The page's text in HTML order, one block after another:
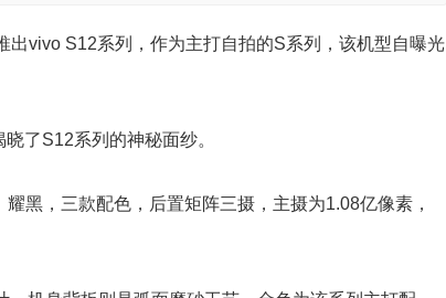
vivo S12系列，作为主打自拍的S系列，该机型自曝光
了S12系列的神秘面纱。
黑，三款配色，后置矩阵三摄，主摄为1.08亿像素，